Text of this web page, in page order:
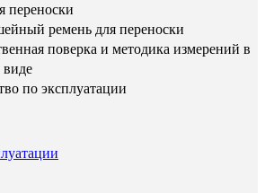
переноски
ремень для переноски
поверка и методика измерений в
виде
по эксплуатации